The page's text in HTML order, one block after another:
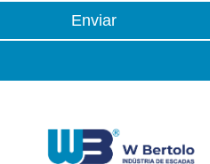
Enviar